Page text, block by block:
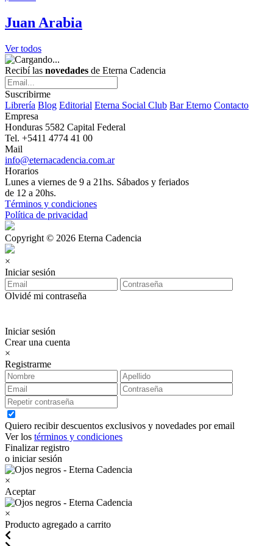
Juan Arabia
Ver todos
Recibí las novedades de Eterna Cadencia
Suscribirme
Librería Blog Editorial Eterna Social Club Bar Eterno Contacto
Empresa
Honduras 5582 Capital Federal
Tel. +5411 4774 41 00
Mail
info@eternacadencia.com.ar
Horarios
Lunes a viernes de 9 a 21hs. Sábados y feriados
de 12 a 20hs.
Términos y condiciones
Política de privacidad
Copyright © 2026 Eterna Cadencia
×
Iniciar sesión
Olvidé mi contraseña
Iniciar sesión
Crear una cuenta
×
Registrarme
Quiero recibir descuentos exclusivos y novedades por email
Ver los términos y condiciones
Finalizar registro
o iniciar sesión
×
Aceptar
×
Producto agregado a carrito